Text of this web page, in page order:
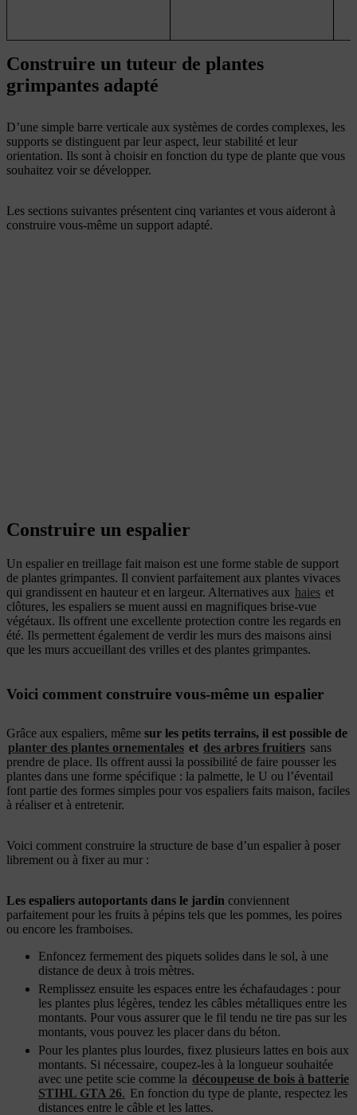
Construire un tuteur de plantes
grimpantes adapté
D’une simple barre verticale aux systèmes de cordes complexes, les
supports se distinguent par leur aspect, leur stabilité et leur
orientation. Ils sont à choisir en fonction du type de plante que vous
souhaitez voir se développer.
Les sections suivantes présentent cinq variantes et vous aideront à
construire vous-même un support adapté.
Construire un espalier
Un espalier en treillage fait maison est une forme stable de support
de plantes grimpantes. Il convient parfaitement aux plantes vivaces
qui grandissent en hauteur et en largeur. Alternatives aux haies et
clôtures, les espaliers se muent aussi en magnifiques brise-vue
végétaux. Ils offrent une excellente protection contre les regards en
été. Ils permettent également de verdir les murs des maisons ainsi
que les murs accueillant des vrilles et des plantes grimpantes.
Voici comment construire vous-même un espalier
Grâce aux espaliers, même sur les petits terrains, il est possible de
planter des plantes ornementales et des arbres fruitiers sans
prendre de place. Ils offrent aussi la possibilité de faire pousser les
plantes dans une forme spécifique : la palmette, le U ou l’éventail
font partie des formes simples pour vos espaliers faits maison, faciles
à réaliser et à entretenir.
Voici comment construire la structure de base d’un espalier à poser
librement ou à fixer au mur :
Les espaliers autoportants dans le jardin conviennent
parfaitement pour les fruits à pépins tels que les pommes, les poires
ou encore les framboises.
Enfoncez fermement des piquets solides dans le sol, à une
distance de deux à trois mètres.
Remplissez ensuite les espaces entre les échafaudages : pour
les plantes plus légères, tendez les câbles métalliques entre les
montants. Pour vous assurer que le fil tendu ne tire pas sur les
montants, vous pouvez les placer dans du béton.
Pour les plantes plus lourdes, fixez plusieurs lattes en bois aux
montants. Si nécessaire, coupez-les à la longueur souhaitée
avec une petite scie comme la découpeuse de bois à batterie
STIHL GTA 26. En fonction du type de plante, respectez les
distances entre le câble et les lattes.